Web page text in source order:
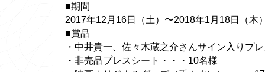
■期間
2017年12月16日（土）〜2018年1月18日（木
■賞品
・中井貴一、佐々木蔵之介さんサイン入りプ
・非売品プレスシート・・・10名様